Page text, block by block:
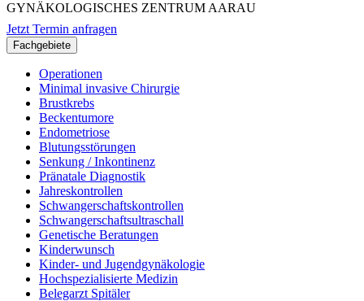
GYNÄKOLOGISCHES ZENTRUM AARAU
Jetzt Termin anfragen
Fachgebiete
Operationen
Minimal invasive Chirurgie
Brustkrebs
Beckentumore
Endometriose
Blutungsstörungen
Senkung / Inkontinenz
Pränatale Diagnostik
Jahreskontrollen
Schwangerschaftskontrollen
Schwangerschaftsultraschall
Genetische Beratungen
Kinderwunsch
Kinder- und Jugendgynäkologie
Hochspezialisierte Medizin
Belegarzt Spitäler